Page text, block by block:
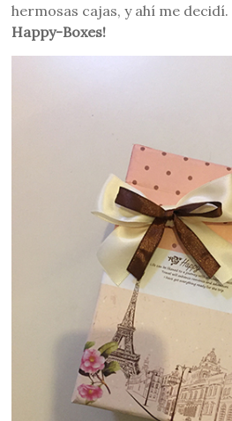
hermosas cajas, y ahí me decidí.
Happy-Boxes!